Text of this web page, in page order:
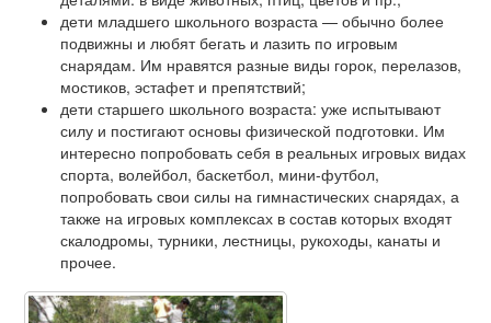
дети младшего школьного возраста — обычно более
подвижны и любят бегать и лазить по игровым
снарядам. Им нравятся разные виды горок, перелазов,
мостиков, эстафет и препятствий;
дети старшего школьного возраста: уже испытывают
силу и постигают основы физической подготовки. Им
интересно попробовать себя в реальных игровых видах
спорта, волейбол, баскетбол, мини-футбол,
попробовать свои силы на гимнастических снарядах, а
также на игровых комплексах в состав которых входят
скалодромы, турники, лестницы, рукоходы, канаты и
прочее.